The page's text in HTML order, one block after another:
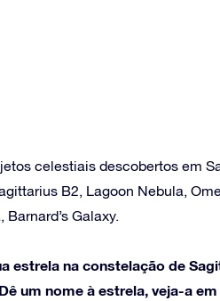
celestiais descobertos em
B2, Lagoon Nebula,
Galaxy.
estrela na constelação de
um nome à estrela, veja-a